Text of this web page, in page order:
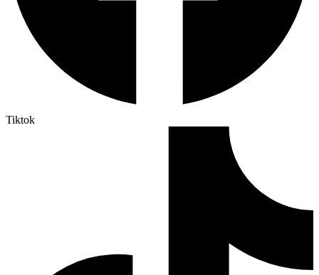
Tiktok